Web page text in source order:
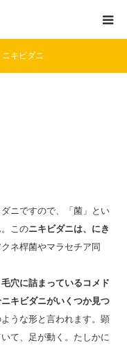
ニキビダニ
ニですので、「菌」とい
このニキビダニは、にき
ネ桿菌やマラセチア同
毛穴に詰まっているコメド
キビダニがいくつか見つ
うな形と言われます。顕
て、足が動く。たしかに